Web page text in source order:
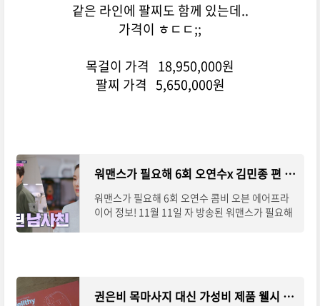
같은 라인에 팔찌도 함께 있는데..
가격이 ㅎㄷㄷ;;
목걸이 가격 18,950,000원
팔찌 가격 5,650,000원
워맨스가 필요해 6회 오연수x 김민종 편 콤비 오븐 에어프라이어 정보!
워맨스가 필요해 6회 오연수 콤비 오븐 에어프라
이어 정보! 11월 11일 자 방송된 워맨스가 필요해
권은비 목마사지 대신 가성비 제품 웰시 목 어깨 마사지기 구매후기!